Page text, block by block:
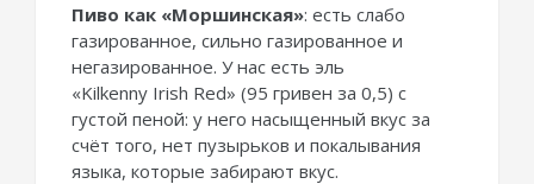
Пиво как «Моршинская»: есть слабо
газированное, сильно газированное и
негазированное. У нас есть эль
«Kilkenny Irish Red» (95 гривен за 0,5) с
густой пеной: у него насыщенный вкус за
счёт того, нет пузырьков и покалывания
языка, которые забирают вкус.